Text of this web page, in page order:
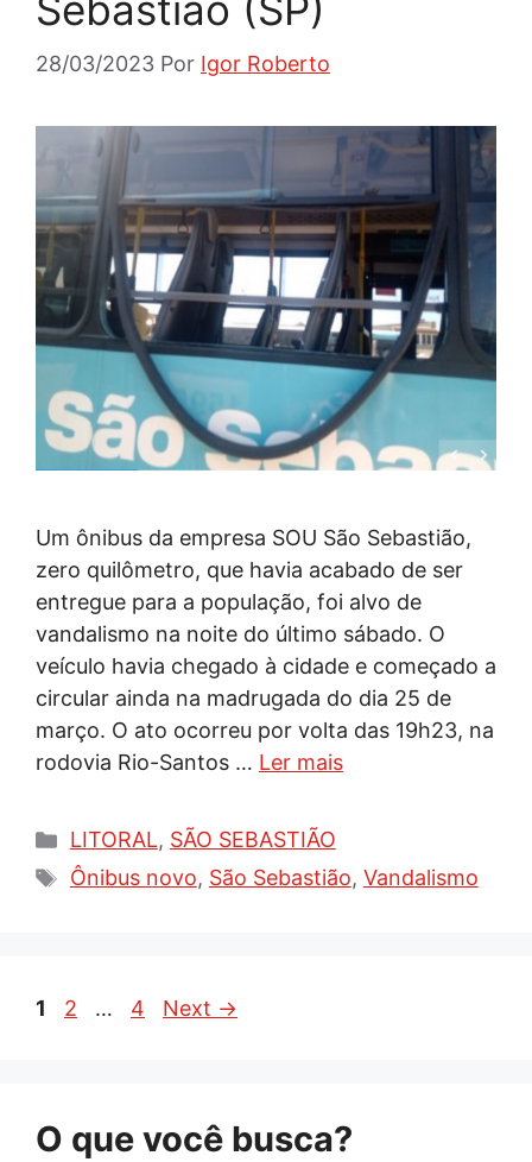
Sebastião (SP)
28/03/2023 Por Igor Roberto
Um ônibus da empresa SOU São Sebastião,
zero quilômetro, que havia acabado de ser
entregue para a população, foi alvo de
vandalismo na noite do último sábado. O
veículo havia chegado à cidade e começado a
circular ainda na madrugada do dia 25 de
março. O ato ocorreu por volta das 19h23, na
rodovia Rio-Santos … Ler mais
Categorias
LITORAL, SÃO SEBASTIÃO
Tags
Ônibus novo, São Sebastião, Vandalismo
Page
1 Page
2 … Page
4 Next →
O que você busca?